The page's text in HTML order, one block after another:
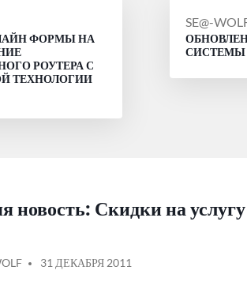
ФОРМЫ НА
РОУТЕРА С
ТЕХНОЛОГИИ
ОТ
SE@-
СИСТЕМЫ
новость: Скидки на
31 ДЕКАБРЯ 2011